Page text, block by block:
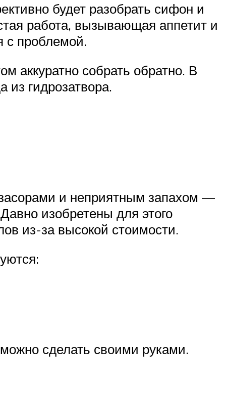
будет разобрать сифон и
работа, вызывающая аппетит и
с проблемой.
аккуратно собрать обратно. В
из гидрозатвора.
и неприятным запахом —
изобретены для этого
из-за высокой стоимости.
сделать своими руками.